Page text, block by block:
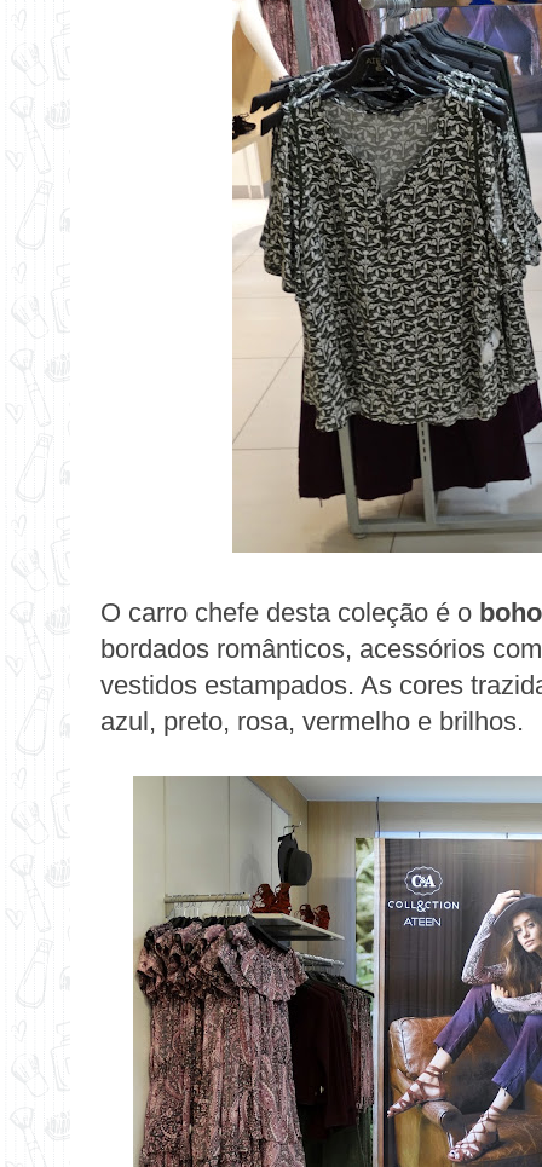
O carro chefe desta coleção é o boho
bordados românticos, acessórios
vestidos estampados. As cores
azul, preto, rosa, vermelho e brilhos.